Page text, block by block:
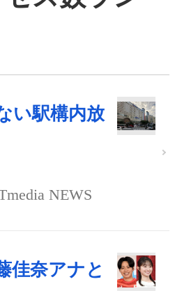
い駅構内放
NEWS
佳奈アナと